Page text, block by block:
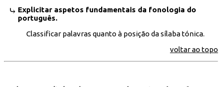
Explicitar aspetos fundamentais da fonologia do
português.
Classificar palavras quanto à posição da sílaba tónica.
voltar ao topo